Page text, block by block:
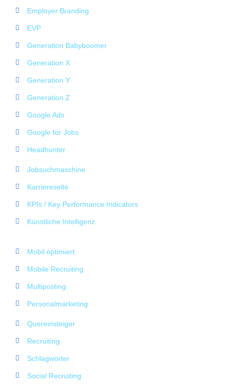
Employer Branding
EVP
Generation Babyboomer
Generation X
Generation Y
Generation Z
Google Ads
Google for Jobs
Headhunter
Jobsuchmaschine
Karriereseite
KPIs / Key Performance Indicators
Künstliche Intelligenz
Mobil optimiert
Mobile Recruiting
Multiposting
Personalmarketing
Quereinsteiger
Recruiting
Schlagwörter
Social Recruiting